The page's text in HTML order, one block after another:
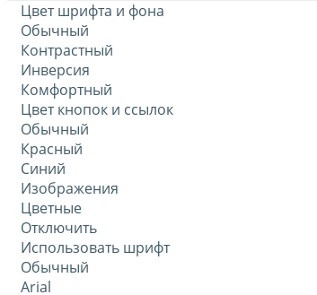
Цвет шрифта и фона
Обычный
Контрастный
Инверсия
Комфортный
Цвет кнопок и ссылок
Обычный
Красный
Синий
Изображения
Цветные
Отключить
Использовать шрифт
Обычный
Arial